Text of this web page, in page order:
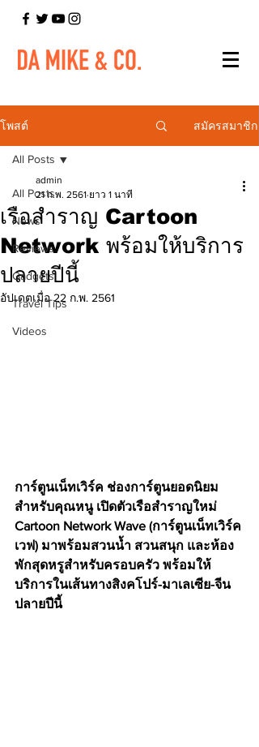
โพสต์ สมัครสมาชิก
All Posts
News
Reviews
Gadgets
Travel Tips
Videos
All Posts
เรือสำราญ Cartoon
Network พร้อมให้บริการ
ปลายปีนี้
admin
21 ก.พ. 2561 ยาว 1 นาที
อัปเดตเมื่อ22 ก.พ. 2561
การ์ตูนเน็ทเวิร์ค ช่องการ์ตูนยอดนิยม
สำหรับคุณหนู เปิดตัวเรือสำราญใหม่
Cartoon Network Wave (การ์ตูนเน็ทเวิร์ค
เวฟ) มาพร้อมสวนน้ำ สวนสนุก และห้อง
พักสุดหรูสำหรับครอบครัว พร้อมให้
บริการในเส้นทางสิงคโปร์-มาเลเซีย-จีน
ปลายปีนี้